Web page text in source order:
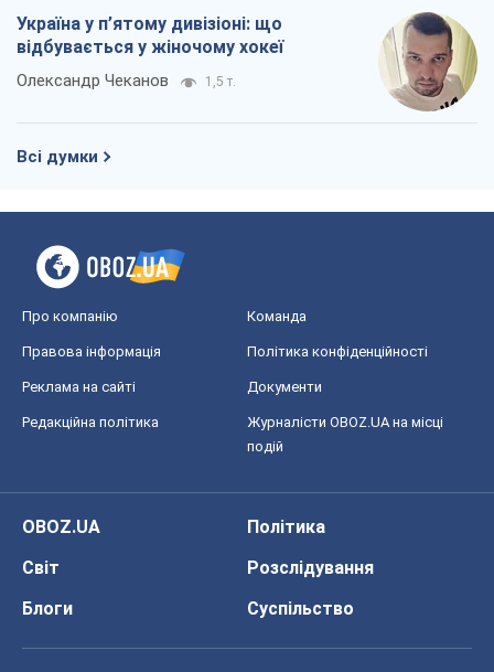
Україна у п’ятому дивізіоні: що
відбувається у жіночому хокеї
Олександр Чеканов 1,5 т.
Всі думки
Про компанію Команда
Правова інформація Політика конфіденційності
Реклама на сайті Документи
Редакційна політика
Журналісти OBOZ.UA на місці
подій
OBOZ.UA
Політика
Світ
Розслідування
Блоги
Суспільство